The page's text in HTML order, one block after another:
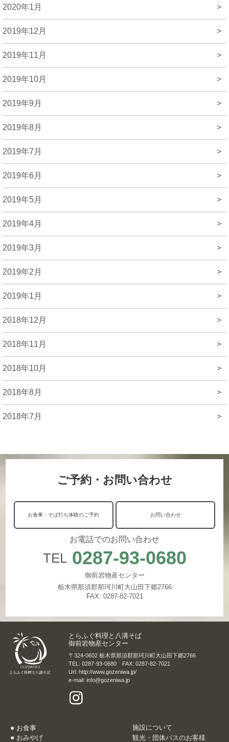
2020年1月 >
2019年12月 >
2019年11月 >
2019年10月 >
2019年9月 >
2019年8月 >
2019年7月 >
2019年6月 >
2019年5月 >
2019年4月 >
2019年3月 >
2019年2月 >
2019年1月 >
2018年12月 >
2018年11月 >
2018年10月 >
2018年8月 >
2018年7月 >
ご予約・お問い合わせ
お食事・そば打ち体験のご予約 お問い合わせ
お電話でのお問い合わせ
TEL 0287-93-0680
御前岩物産センター
栃木県那須郡那珂川町大山田下郷2766
FAX: 0287-82-7021
とらふぐ料理と八溝そば
御前岩物産センター
〒324-0602 栃木県那須郡那珂川町大山田下郷2766
TEL: 0287-93-0680 FAX: 0287-82-7021
Url: http://www.gozeniwa.jp/
e-mail: info@gozeniwa.jp
お食事
おみやげ
施設について
観光・団体バスのお客様